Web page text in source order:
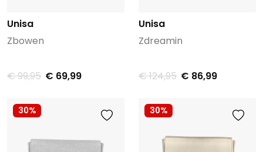
Unisa
Zbowen
€ 99,95 € 69,99
Unisa
Zdreamin
€ 124,95 € 86,99
30% 30%